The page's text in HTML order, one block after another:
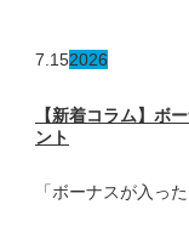
7.152026
【新着コラム】ボ
ント
「ボーナスが入っ